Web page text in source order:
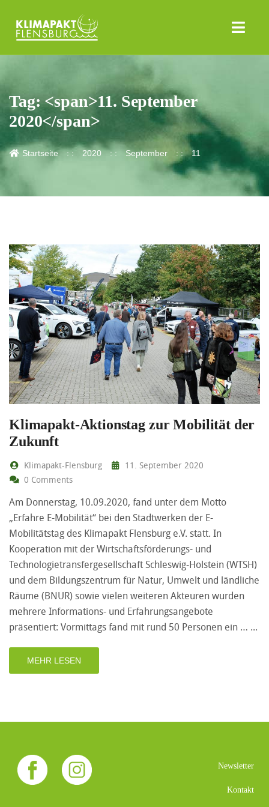
Tag: <span>11. September
2020</span>
Startseite 2020 September 11
Klimapakt-Aktionstag zur Mobilität der
Zukunft
Klimapakt-Flensburg
11. September 2020
0 Comments
Am Donnerstag, 10.09.2020, fand unter dem Motto
„Erfahre E-Mobilität“ bei den Stadtwerken der E-
Mobilitätstag des Klimapakt Flensburg e.V. statt. In
Kooperation mit der Wirtschaftsförderungs- und
Technologietransfergesellschaft Schleswig-Holstein (WTSH)
und dem Bildungszentrum für Natur, Umwelt und ländliche
Räume (BNUR) sowie vielen weiteren Akteuren wurden
mehrere Informations- und Erfahrungsangebote
präsentiert: Vormittags fand mit rund 50 Personen ein …
MEHR LESEN
Newsletter
Kontakt